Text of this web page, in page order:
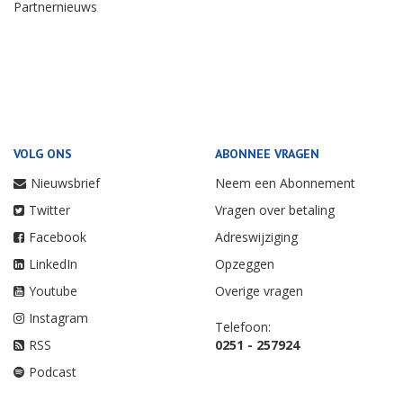
Partnernieuws
VOLG ONS
Nieuwsbrief
Twitter
Facebook
LinkedIn
Youtube
Instagram
RSS
Podcast
ABONNEE VRAGEN
Neem een Abonnement
Vragen over betaling
Adreswijziging
Opzeggen
Overige vragen
Telefoon:
0251 - 257924